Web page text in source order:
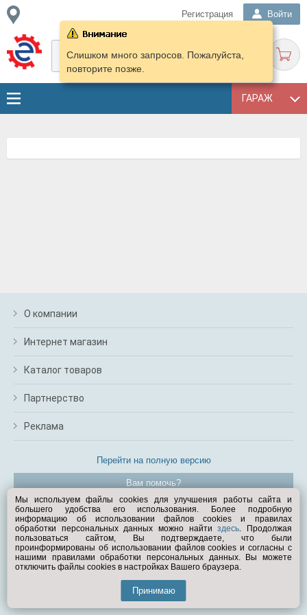
Регистрация Войти
ГАРАЖ
Слишком много запросов. Пожалуйста,
повторите позже.
О компании
Интернет магазин
Каталог товаров
Партнерство
Реклама
Перейти на полную версию
Вам помочь?
© Exist.ru 1998—2026
Мы используем файлы cookies для улучшения работы сайта и
большего удобства его использования. Более подробную
информацию об использовании файлов cookies и правилах
обработки персональных данных можно найтиздесь. Продолжая
пользоваться сайтом, Вы подтверждаете, что были
проинформированы об использовании файлов cookies и согласны с
нашими правилами обработки персональных данных. Вы можете
отключить файлы cookies в настройках Вашего браузера.
Принимаю